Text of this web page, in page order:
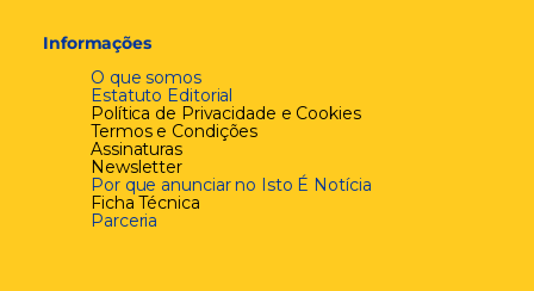
Informações
O que somos
Estatuto Editorial
Política de Privacidade e Cookies
Termos e Condições
Assinaturas
Newsletter
Por que anunciar no Isto É Notícia
Ficha Técnica
Parceria